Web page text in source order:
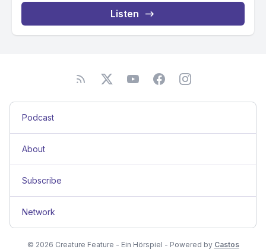
Listen
Podcast
About
Subscribe
Network
© 2026 Creature Feature - Ein Hörspiel - Powered by Castos